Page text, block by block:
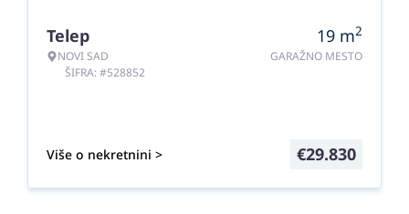
Telep
NOVI SAD
ŠIFRA: #528852
19 m2
GARAŽNO MESTO
Više o nekretnini > €29.830